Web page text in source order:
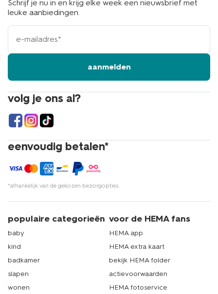
volg je ons al?
eenvoudig betalen*
*afhankelijk van de gekozen bezorgopties
Schrijf je nu in en krijg elke week een nieuwsbrief met
leuke aanbiedingen.
e-
mailadres
aanmelden
populaire categorieën
baby
kind
badkamer
slapen
wonen
voor de HEMA fans
HEMA app
HEMA extra kaart
bekijk HEMA folder
actievoorwaarden
HEMA fotoservice